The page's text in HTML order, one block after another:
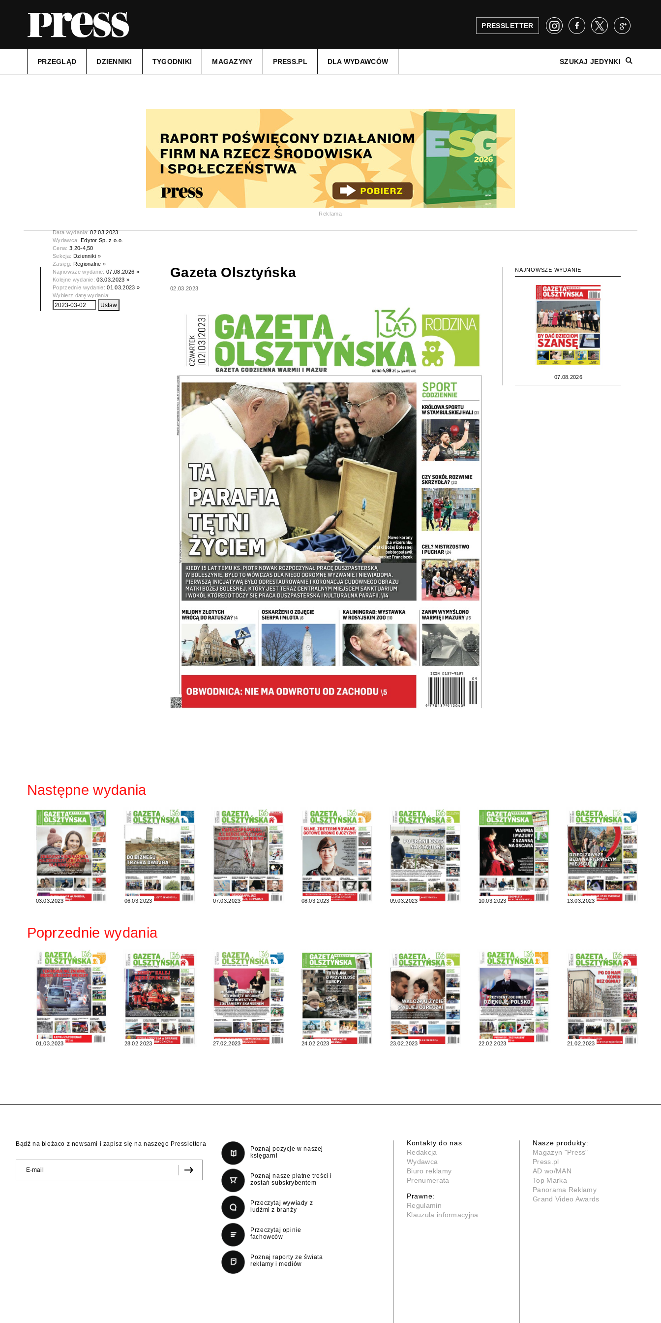
PRESSLETTER
PRZEGLĄD DZIENNIKI TYGODNIKI MAGAZYNY PRESS.PL DLA WYDAWCÓW SZUKAJ JEDYNKI
Reklama
Data wydania:02.03.2023
Wydawca: Edytor Sp. z o.o.
Cena: 3,20-4,50
Sekcja: Dzienniki »
Zasięg: Regionalne »
Najnowsze wydanie:07.08.2026 »
Kolejne wydanie:03.03.2023 »
Poprzednie wydanie:01.03.2023 »
Wybierz datę wydania:
Gazeta Olsztyńska
02.03.2023
NAJNOWSZE WYDANIE
07.08.2026
Następne wydania
03.03.2023 06.03.2023 07.03.2023 08.03.2023 09.03.2023 10.03.2023 13.03.2023
Poprzednie wydania
01.03.2023 28.02.2023 27.02.2023 24.02.2023 23.02.2023 22.02.2023 21.02.2023
Bądź na bieżaco z newsami i zapisz się na naszego Presslettera
Poznaj pozycje w naszej
księgarni
Poznaj nasze płatne treści i
zostań subskrybentem
Przeczytaj wywiady z
ludźmi z branży
Przeczytaj opinie
fachowców
Poznaj raporty ze świata
reklamy i mediów
Kontakty do nas
Redakcja
Wydawca
Biuro reklamy
Prenumerata
Prawne:
Regulamin
Klauzula informacyjna
Nasze produkty:
Magazyn "Press"
Press.pl
AD wo/MAN
Top Marka
Panorama Reklamy
Grand Video Awards